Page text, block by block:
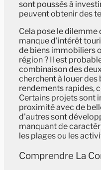
sont poussés à
peuvent obtenir des
Cela pose le dilemme
manque d'intérêt
de biens immobiliers
région ? Il est
combinaison des
cherchent à louer des
rendements rapides,
Certains projets sont
proximité avec de
d'autres sont
manquant de
les plages ou les
Comprendre La